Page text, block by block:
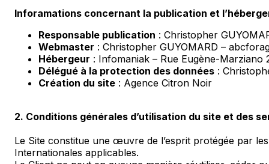
Inforamations concernant la publication et
Responsable publication : Christopher
Webmaster : Christopher GUYOMARD –
Hébergeur : Infomaniak – Rue Eugène-Marziano
Délégué à la protection des données :
Création du site : Agence Citron Noir
2. Conditions générales d’utilisation du site et des
Le Site constitue une œuvre de l’esprit protégée par
Internationales applicables.